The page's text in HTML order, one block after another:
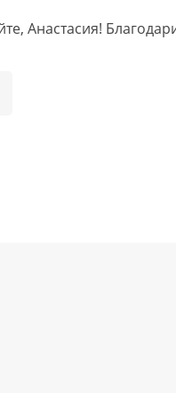
Анастасия!